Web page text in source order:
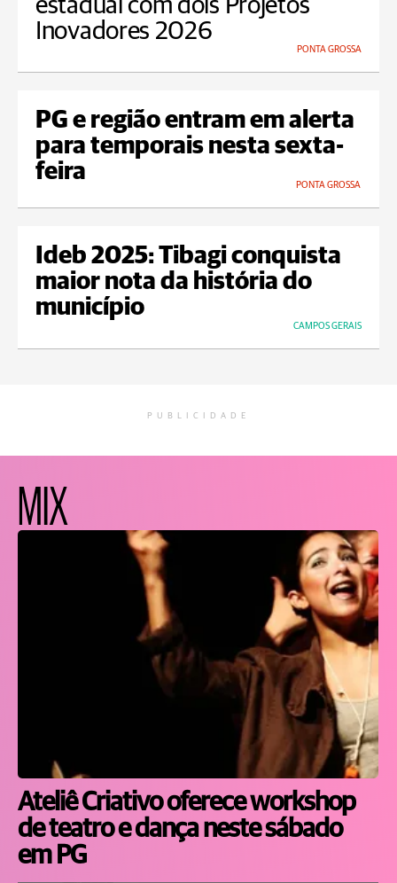
estadual com dois Projetos
Inovadores 2026
PONTA GROSSA
PG e região entram em alerta
para temporais nesta sexta-
feira
PONTA GROSSA
Ideb 2025: Tibagi conquista
maior nota da história do
município
CAMPOS GERAIS
PUBLICIDADE
MIX
Ateliê Criativo oferece workshop
de teatro e dança neste sábado
em PG